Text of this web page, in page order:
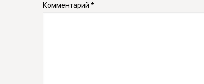
Комментарий *